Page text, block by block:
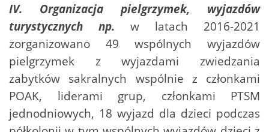
IV. Organizacja pielgrzymek, wyjazdów
turystycznych np. w latach 2016-2021
zorganizowano 49 wspólnych wyjazdów
pielgrzymek z wyjazdami zwiedzania
zabytków sakralnych wspólnie z członkami
POAK, liderami grup, członkami PTSM
jednodniowych, 18 wyjazd dla dzieci podczas